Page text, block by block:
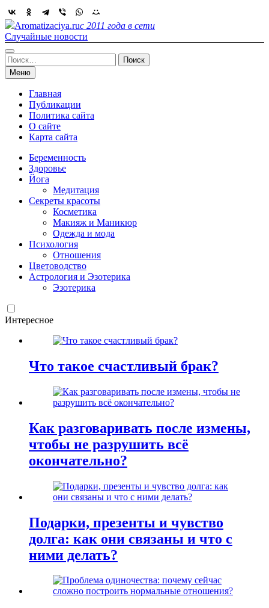
Skip
to
content
Aromatizaciya.ruс 2011 года в сети
Случайные новости
Найти:
Меню
Главная
Публикации
Политика сайта
О сайте
Карта сайта
Беременность
Здоровье
Йога
Медитация
Секреты красоты
Косметика
Макияж и Маникюр
Одежда и мода
Психология
Отношения
Цветоводство
Астрология и Эзотерика
Эзотерика
Интересное
Что такое счастливый брак?
Как разговаривать после измены,
чтобы не разрушить всё
окончательно?
Подарки, презенты и чувство
долга: как они связаны и что с
ними делать?